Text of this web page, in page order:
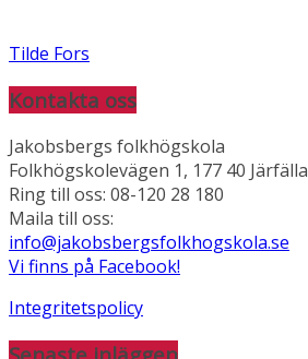
Tilde Fors
Kontakta oss
Jakobsbergs folkhögskola
Folkhögskolevägen 1, 177 40 Järfälla
Ring till oss: 08-120 28 180
Maila till oss:
info@jakobsbergsfolkhogskola.se
Vi finns på Facebook!
Integritetspolicy